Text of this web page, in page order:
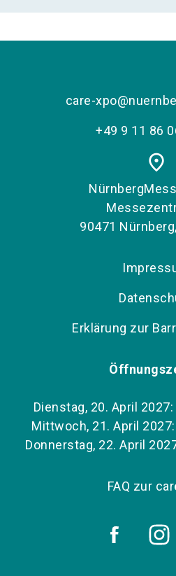
care-
+49 9 11 86
place
90471
Erklärung zur
Dienstag, 20. April
Mittwoch, 21. April
Donnerstag, 22. April
FAQ zur